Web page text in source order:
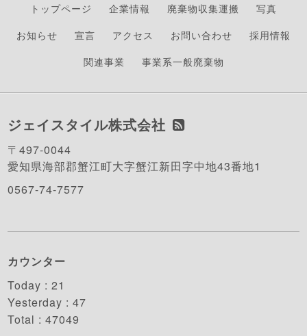
トップページ 企業情報 廃棄物収集運搬
写真
お知らせ
宣言 アクセス お問い合わせ
採用情報
関連事業
事業系一般廃棄物
ジェイスタイル株式会社
〒497-0044
愛知県海部郡蟹江町大字蟹江新田字中地43番地1
0567-74-7577
カウンター
Today :21
Yesterday :47
Total :47049